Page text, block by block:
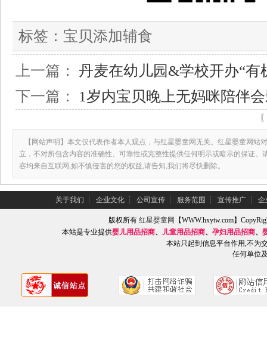
标签： 宝贝添加辅食
上一篇： 丹麦在幼儿园&学校开办“有
下一篇： 1岁内宝贝晚上无妈咪陪伴
【网站声明】本文仅代表作者本人观点，与红星婴童网无关。红星婴童网站
立，不对所包含内容的准确性、可靠性或完整性提供任何明示或暗示的保证。
容均来自互联网,如不慎侵害的您的权益,请告知,我们将尽快删除。
关于我们 ┆ 企业文化 ┆ 公司宣传 ┆ 服务范围 ┆ 宣传推广 ┆ 企
版权所有红星婴童网
【WWW.hxytw.com】
本站是专业提供婴儿用品招商、 儿童用品招商、 孕妇用品招商、
本站只起到信息平台作用,不为
任何单位